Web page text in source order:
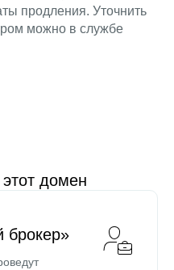
продления. Уточнить
можно в службе
домен
брокер»